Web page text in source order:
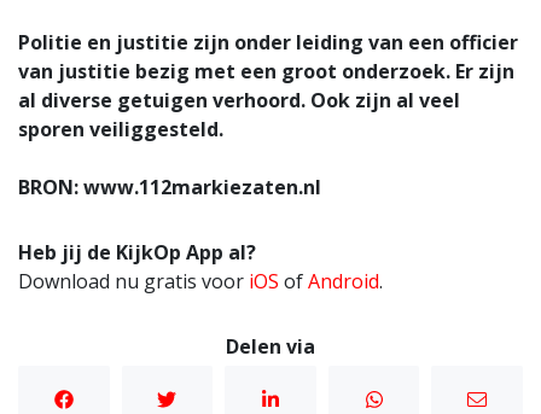
Politie en justitie zijn onder leiding van een officier
van justitie bezig met een groot onderzoek. Er zijn
al diverse getuigen verhoord. Ook zijn al veel
sporen veiliggesteld.
BRON: www.112markiezaten.nl
Heb jij de KijkOp App al?
Download nu gratis voor iOS ofAndroid.
Delen via